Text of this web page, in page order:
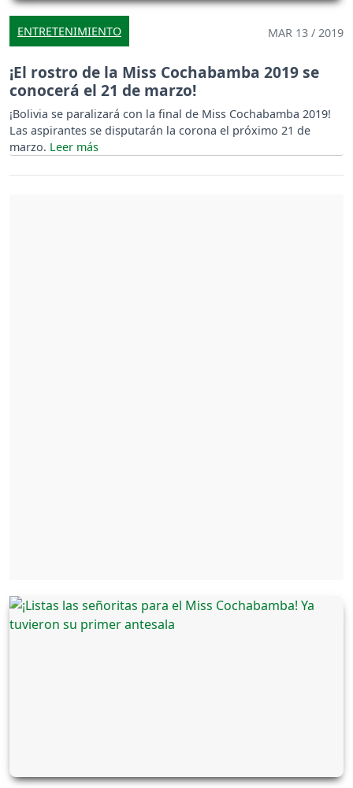
ENTRETENIMIENTO MAR 13 / 2019
¡El rostro de la Miss Cochabamba 2019 se
conocerá el 21 de marzo!
¡Bolivia se paralizará con la final de Miss Cochabamba 2019!
Las aspirantes se disputarán la corona el próximo 21 de
marzo.